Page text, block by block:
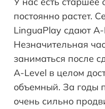
постоянно растет.
LinguaPlay сдают
Незначительная
заниматься после
A-Level в целом
объемный. За годы
очень сильно